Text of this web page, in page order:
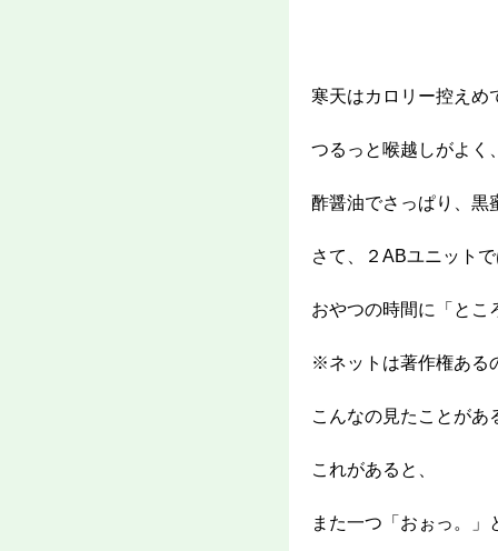
寒天はカロリー控えめ
つるっと喉越しがよく
酢醤油でさっぱり、黒
さて、２ABユニット
おやつの時間に「とこ
※ネットは著作権ある
こんなの見たことがあ
これがあると、
また一つ「おぉっ。